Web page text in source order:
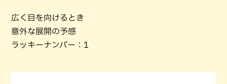
広く目を向けるとき
意外な展開の予感
ラッキーナンバー：1